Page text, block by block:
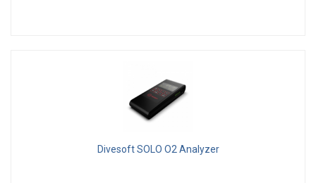
Divesoft SOLO O2 Analyzer